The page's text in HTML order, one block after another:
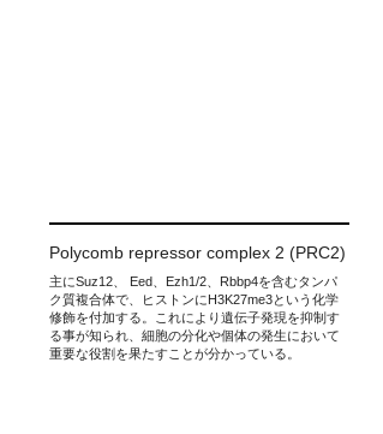
Polycomb repressor complex 2 (PRC2)
主にSuz12、 Eed、Ezh1/2、Rbbp4を含むタンパ
ク質複合体で、ヒストンにH3K27me3という化学
修飾を付加する。これにより遺伝子発現を抑制す
る事が知られ、細胞の分化や個体の発生において
重要な役割を果たすことが分かっている。